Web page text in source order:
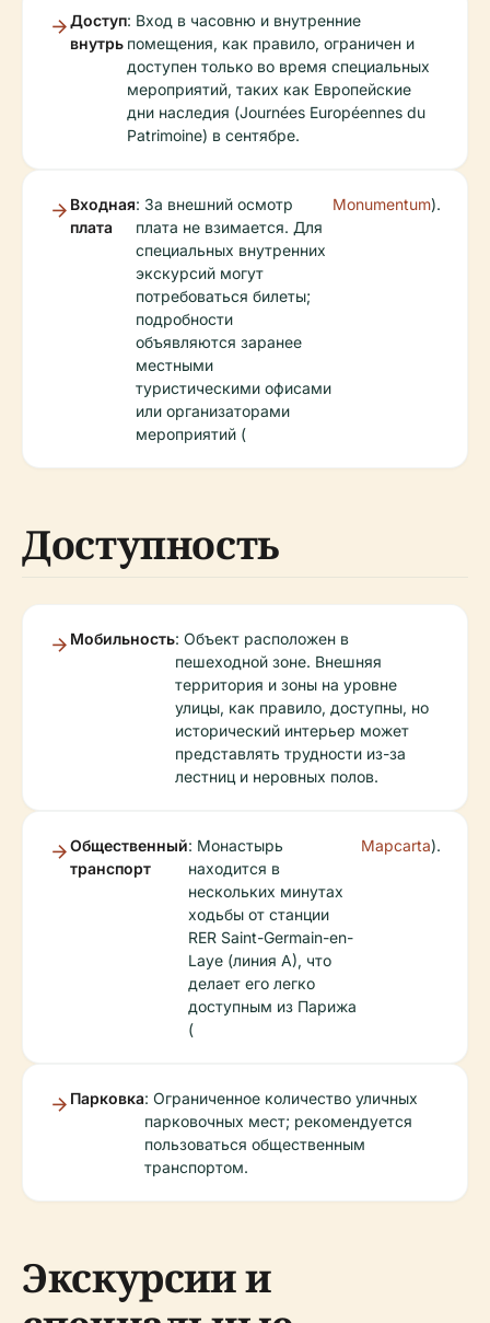
Доступ
внутрь
: Вход в часовню и внутренние
помещения, как правило, ограничен и
доступен только во время специальных
мероприятий, таких как Европейские
дни наследия (Journées Européennes du
Patrimoine) в сентябре.
Входная
плата
: За внешний осмотр
плата не взимается. Для
специальных внутренних
экскурсий могут
потребоваться билеты;
подробности
объявляются заранее
местными
туристическими офисами
или организаторами
мероприятий (
Monumentum).
Доступность
Мобильность: Объект расположен в
пешеходной зоне. Внешняя
территория и зоны на уровне
улицы, как правило, доступны, но
исторический интерьер может
представлять трудности из-за
лестниц и неровных полов.
Общественный
транспорт
: Монастырь
находится в
нескольких минутах
ходьбы от станции
RER Saint-Germain-en-
Laye (линия A), что
делает его легко
доступным из Парижа
(
Mapcarta).
Парковка: Ограниченное количество уличных
парковочных мест; рекомендуется
пользоваться общественным
транспортом.
Экскурсии и